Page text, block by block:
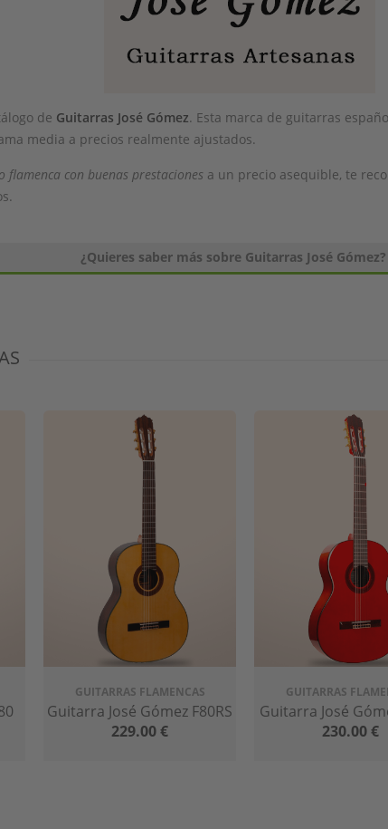
de Guitarras José Gómez. Esta marca de guitarras
media a precios realmente ajustados.
flamenca con buenas prestaciones a un precio asequible, te
¿Quieres saber más sobre Guitarras José Gómez?
José Gómez
estos artesanos han transmitido sus habilidades y
la guitarra artesana.
ha estado exportando sus instrumentos a España,
internacional. Han sido elogiados por su atención al
GUITARRAS FLAMENCAS
Guitarra José Gómez F80RS
229.00€
GUITARRAS
Guitarra José
230.00€